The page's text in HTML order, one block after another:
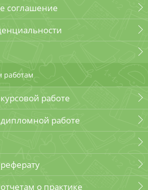
соглашение
работе
работе
о практике